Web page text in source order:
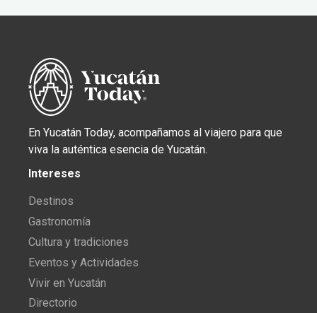
En Yucatán Today, acompañamos al viajero para que
viva la auténtica esencia de Yucatán.
Intereses
Destinos
Gastronomía
Cultura y tradiciones
Eventos y Actividades
Vivir en Yucatán
Directorio